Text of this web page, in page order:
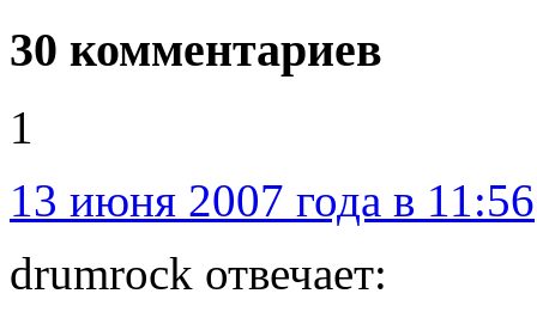
30 комментариев
1
13 июня 2007 года в 11:56
drumrock отвечает: